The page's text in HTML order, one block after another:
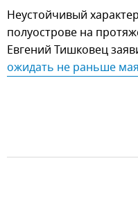
Неустойчивый
полуострове на
Евгений Тишковец
ожидать не раньше мая